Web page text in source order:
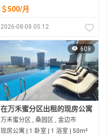
＄500/月
2026-08-08 05:12
609
在万禾蜜分区出租的现房公寓
万禾蜜分区 , 桑园区 , 金边市
现房公寓 | 1 卧室 | 1 浴室 | 50m²